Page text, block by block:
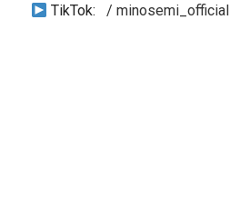
ΤikTok: / minosemi_official